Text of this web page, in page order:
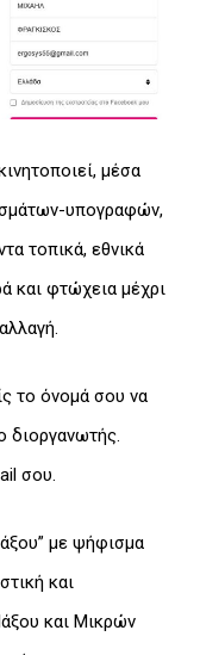
μέσα
υπογραφών,
τοπικά, εθνικά
και φτώχεια μέχρι
το όνομά σου να
διοργανωτής.
σου.
με ψήφισμα
και
και Μικρών